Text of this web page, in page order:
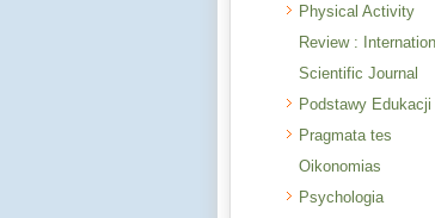
Physical Activity
Review :
Scientific Journal
Podstawy Edukacji
Pragmata tes
Oikonomias
Psychologia